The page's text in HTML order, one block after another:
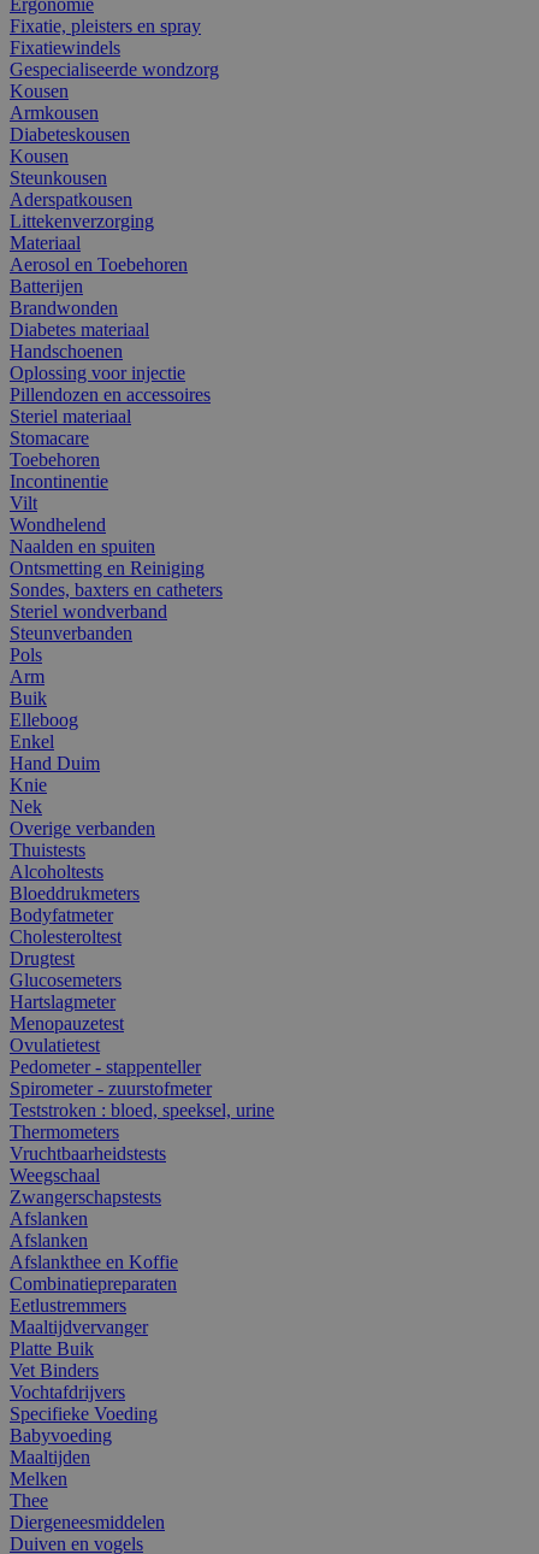
Fixatie, pleisters en spray
Fixatiewindels
Gespecialiseerde wondzorg
Kousen
Armkousen
Diabeteskousen
Kousen
Steunkousen
Aderspatkousen
Littekenverzorging
Materiaal
Aerosol en Toebehoren
Batterijen
Brandwonden
Diabetes materiaal
Handschoenen
Oplossing voor injectie
Pillendozen en accessoires
Steriel materiaal
Stomacare
Toebehoren
Incontinentie
Vilt
Wondhelend
Naalden en spuiten
Ontsmetting en Reiniging
Sondes, baxters en catheters
Steriel wondverband
Steunverbanden
Pols
Arm
Buik
Elleboog
Enkel
Hand Duim
Knie
Nek
Overige verbanden
Thuistests
Alcoholtests
Bloeddrukmeters
Bodyfatmeter
Cholesteroltest
Drugtest
Glucosemeters
Hartslagmeter
Menopauzetest
Ovulatietest
Pedometer - stappenteller
Spirometer - zuurstofmeter
Teststroken : bloed, speeksel, urine
Thermometers
Vruchtbaarheidstests
Weegschaal
Zwangerschapstests
Afslanken
Afslanken
Afslankthee en Koffie
Combinatiepreparaten
Eetlustremmers
Maaltijdvervanger
Platte Buik
Vet Binders
Vochtafdrijvers
Specifieke Voeding
Babyvoeding
Maaltijden
Melken
Thee
Diergeneesmiddelen
Duiven en vogels